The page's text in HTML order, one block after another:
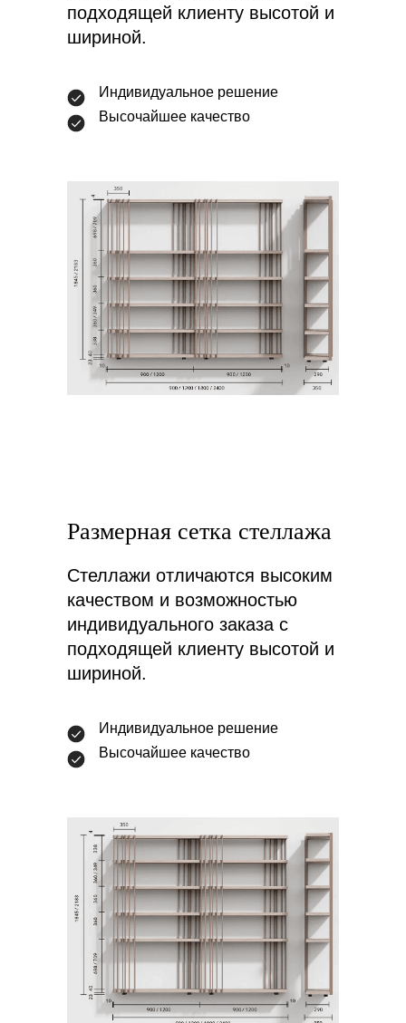
подходящей клиенту высотой и
шириной.
Индивидуальное решение
Высочайшее качество
Размерная сетка стеллажа
Стеллажи отличаются высоким
качеством и возможностью
индивидуального заказа с
подходящей клиенту высотой и
шириной.
Индивидуальное решение
Высочайшее качество